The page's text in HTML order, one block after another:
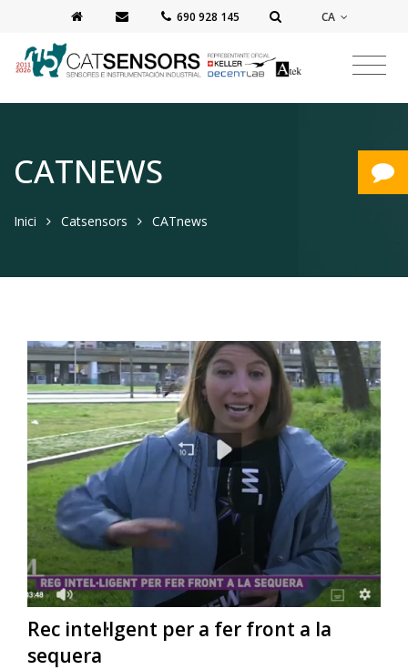
‭690 928 145‬ CA
CATNEWS
Inici Catsensors CATnews
Rec intel·lgent per a fer front a la
sequera